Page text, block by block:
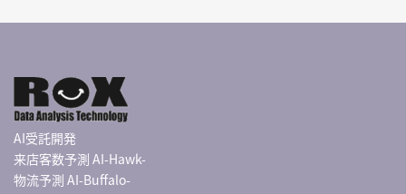
AI受託開発
来店客数予測 AI-Hawk-
物流予測 AI-Buffalo-